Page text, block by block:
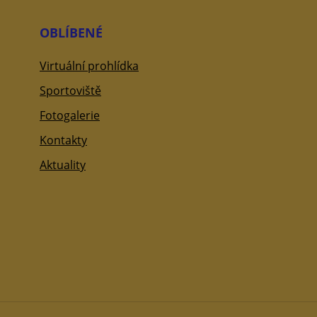
OBLÍBENÉ
Virtuální prohlídka
Sportoviště
Fotogalerie
Kontakty
Aktuality